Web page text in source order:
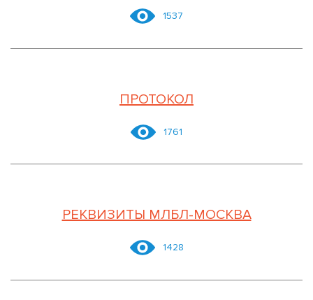
1537
ПРОТОКОЛ
1761
РЕКВИЗИТЫ МЛБЛ-МОСКВА
1428